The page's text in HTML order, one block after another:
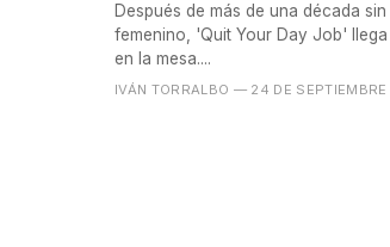
Después de más de una década
femenino, 'Quit Your Day Job'
en la mesa....
IVÁN TORRALBO — 24 DE SEPTIEMBRE